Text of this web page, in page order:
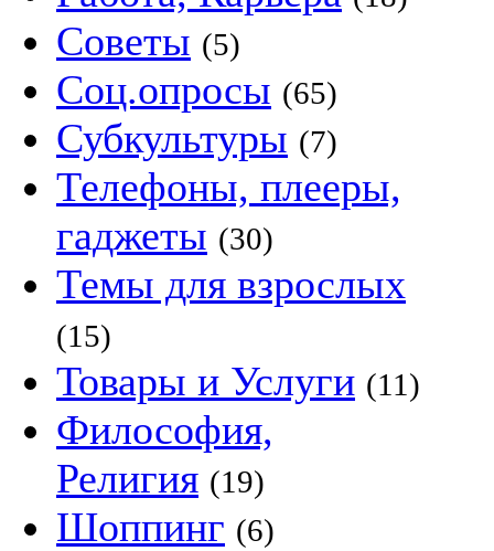
Советы (5)
Соц.опросы (65)
Субкультуры (7)
Телефоны, плееры,
гаджеты (30)
Темы для взрослых
(15)
Товары и Услуги (11)
Философия,
Религия (19)
Шоппинг (6)